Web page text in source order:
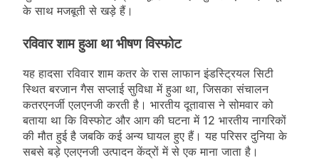
के साथ मजबूती से खड़े हैं।
रविवार शाम हुआ था भीषण विस्फोट
यह हादसा रविवार शाम कतर के रास लाफान इंडस्ट्रियल सिटी
स्थित बरजान गैस सप्लाई सुविधा में हुआ था, जिसका संचालन
कतरएनर्जी एलएनजी करती है। भारतीय दूतावास ने सोमवार को
बताया था कि विस्फोट और आग की घटना में 12 भारतीय नागरिकों
की मौत हुई है जबकि कई अन्य घायल हुए हैं। यह परिसर दुनिया के
सबसे बड़े एलएनजी उत्पादन केंद्रों में से एक माना जाता है।